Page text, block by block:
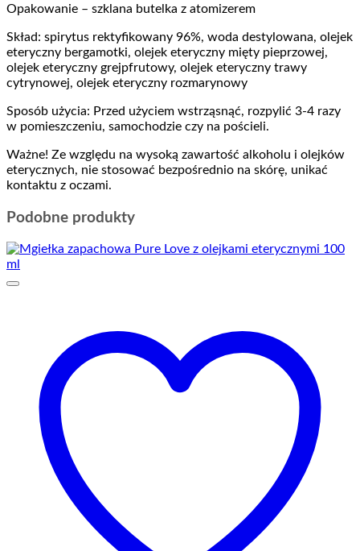
Opakowanie – szklana butelka z atomizerem
Skład: spirytus rektyfikowany 96%, woda destylowana, olejek
eteryczny bergamotki, olejek eteryczny mięty pieprzowej,
olejek eteryczny grejpfrutowy, olejek eteryczny trawy
cytrynowej, olejek eteryczny rozmarynowy
Sposób użycia: Przed użyciem wstrząsnąć, rozpylić 3-4 razy
w pomieszczeniu, samochodzie czy na pościeli.
Ważne! Ze względu na wysoką zawartość alkoholu i olejków
eterycznych, nie stosować bezpośrednio na skórę, unikać
kontaktu z oczami.
Podobne produkty